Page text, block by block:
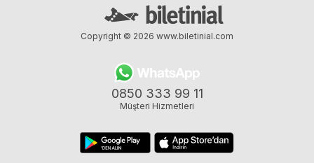
0850 333 99 11
Müşteri Hizmetleri
Copyright © 2026 www.biletinial.com